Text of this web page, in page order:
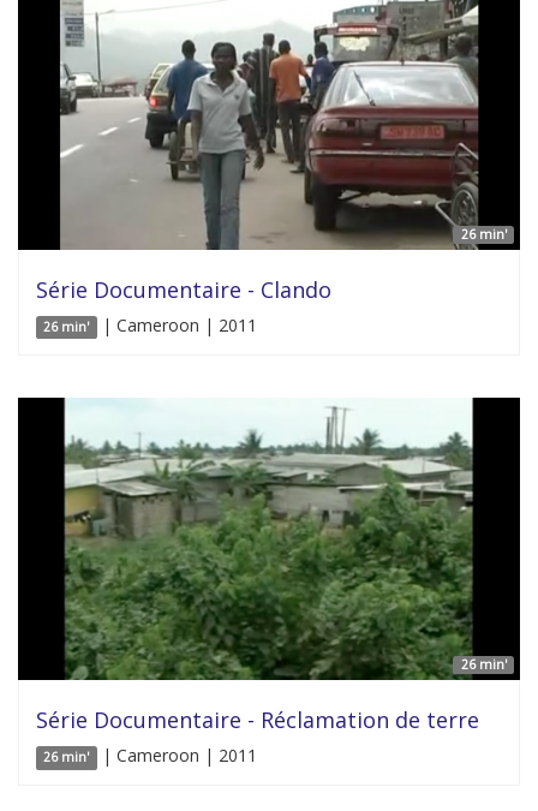
26 min'
Série Documentaire - Clando
26 min' | Cameroon | 2011
26 min'
Série Documentaire - Réclamation de terre
26 min' | Cameroon | 2011